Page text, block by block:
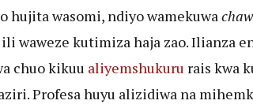
hujita wasomi, ndiyo wamekuwa
waweze kutimiza haja zao. Ilianza
chuo kikuu aliyemshukuru rais kwa
Profesa huyu alizidiwa na